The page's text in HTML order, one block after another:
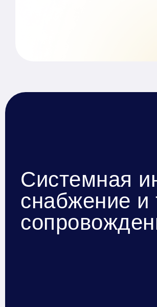
Системная
снабжение и